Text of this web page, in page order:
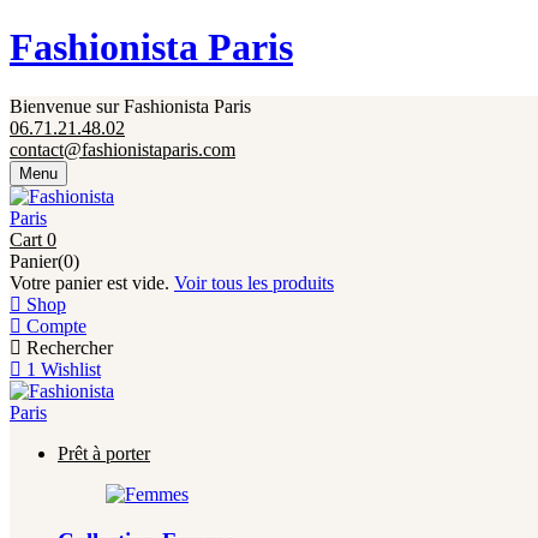
Fashionista Paris
Bienvenue sur Fashionista Paris
06.71.21.48.02
contact@fashionistaparis.com
Menu
Cart 0
Panier(0)
Votre panier est vide. Voir tous les produits
Shop
Compte
Rechercher
1 Wishlist
Prêt à porter
Fermeture annuelle du 17 juillet 16h au 12 août.